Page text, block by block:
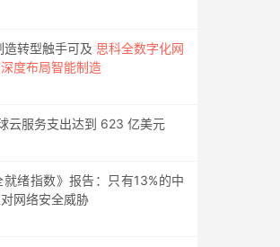
转型触手可及 思科全数字化网
度布局智能制造
云服务支出达到 623 亿美元
绪指数》报告：只有13%的中
网络安全威胁